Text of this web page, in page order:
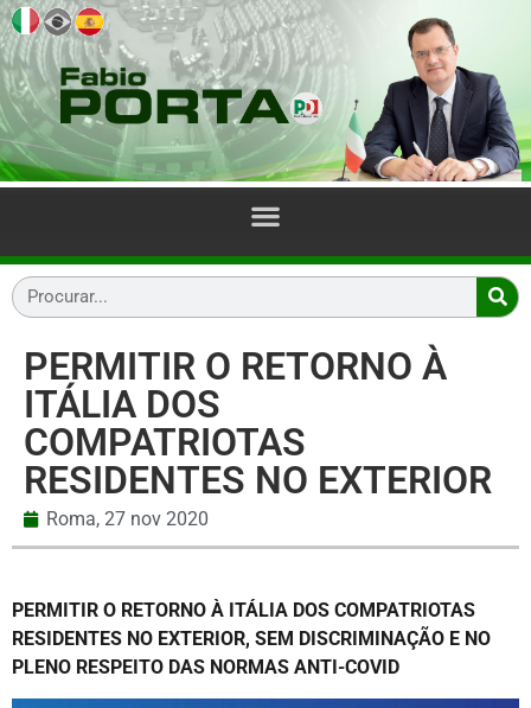
PERMITIR O RETORNO À
ITÁLIA DOS
COMPATRIOTAS
RESIDENTES NO EXTERIOR
Roma, 27 nov 2020
PERMITIR O RETORNO À ITÁLIA DOS COMPATRIOTAS
RESIDENTES NO EXTERIOR, SEM DISCRIMINAÇÃO E NO
PLENO RESPEITO DAS NORMAS ANTI-COVID